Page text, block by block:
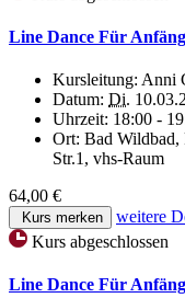
Line Dance Für
Kursleitung: Anni
Datum: Di.
Uhrzeit: 18:00 -
Ort: Bad
Str.1, vhs-Raum
64,00 €
Kurs merken
weitere
Kurs abgeschlossen
Line Dance Für